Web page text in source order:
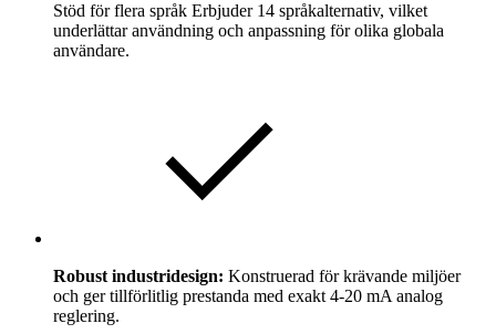
Stöd för flera språk Erbjuder 14 språkalternativ, vilket
underlättar användning och anpassning för olika globala
användare.
Robust industridesign: Konstruerad för krävande miljöer
och ger tillförlitlig prestanda med exakt 4-20 mA analog
reglering.